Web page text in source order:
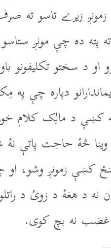
زيرے تاسو ته
ده چې مونږ
د سختو تکليفونو
دپاره چې
کښې د مالِک کلام
څۀ حاجت پاتې
کښې زمونږ وشو،
نه د هغۀ د زوئ د
غضب نه بچ کوى.